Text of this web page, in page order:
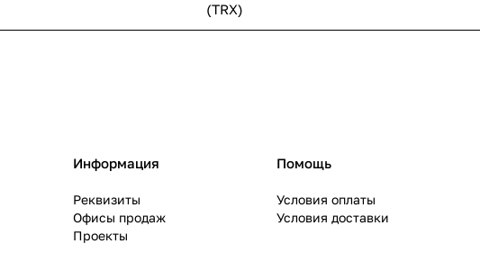
(TRX)
Информация
Реквизиты
Офисы продаж
Проекты
Помощь
Условия оплаты
Условия доставки